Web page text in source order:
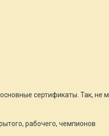
сертификаты. Так, не
рабочего, чемпионов